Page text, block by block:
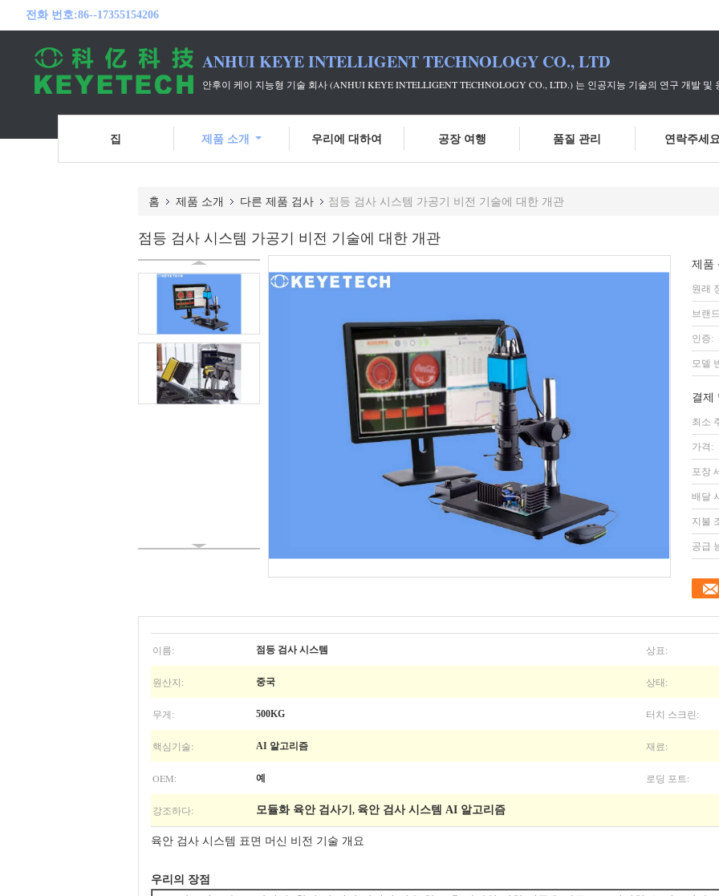
전화 번호:86--17355154206
ANHUI KEYE INTELLIGENT TECHNOLOGY CO., LTD
안후이 케이 지능형 기술 회사 (ANHUI KEYE INTELLIGENT TECHNOLOGY CO., LTD.) 는 인공지능 기술의 연구 개발
집 제품 소개 우리에 대하여 공장 여행 품질 관리 연락주세
홈 제품 소개 다른 제품 검사 점등 검사 시스템 가공기 비전 기술에 대한 개관
점등 검사 시스템 가공기 비전 기술에 대한 개관
제품
원래
브랜
인증:
모델
결제
최소
가격:
포장
배달
지불
공급
이름: 점등 검사 시스템 상표:
원산지: 중국 상태:
무게: 500KG 터치 스크린:
핵심기술: AI 알고리즘 재료:
OEM: 예 로딩 포트:
강조하다: 모듈화 육안 검사기 , 육안 검사 시스템 AI 알고리즘
육안 검사 시스템 표면 머신 비전 기술 개요
우리의 장점